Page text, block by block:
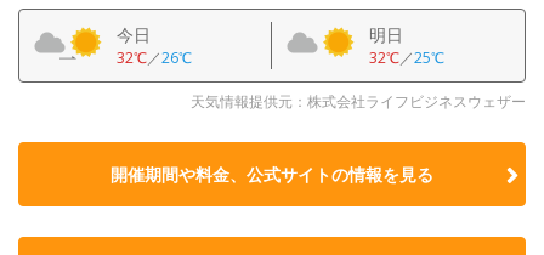
今日
32℃／26℃
明日
32℃／25℃
天気情報提供元：株式会社ライフビジネスウェザー
開催期間や料金、公式サイトの情報を見る